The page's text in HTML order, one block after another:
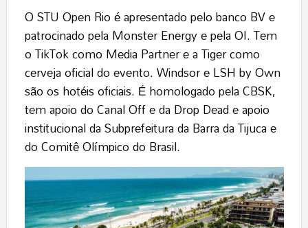
O STU Open Rio é apresentado pelo banco BV e
patrocinado pela Monster Energy e pela OI. Tem
o TikTok como Media Partner e a Tiger como
cerveja oficial do evento. Windsor e LSH by Own
são os hotéis oficiais. É homologado pela CBSK,
tem apoio do Canal Off e da Drop Dead e apoio
institucional da Subprefeitura da Barra da Tijuca e
do Comitê Olímpico do Brasil.